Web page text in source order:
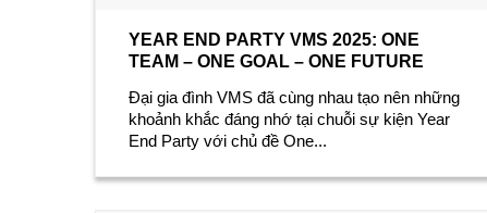
YEAR END PARTY VMS 2025: ONE
TEAM – ONE GOAL – ONE FUTURE
Đại gia đình VMS đã cùng nhau tạo nên những
khoảnh khắc đáng nhớ tại chuỗi sự kiện Year
End Party với chủ đề One...